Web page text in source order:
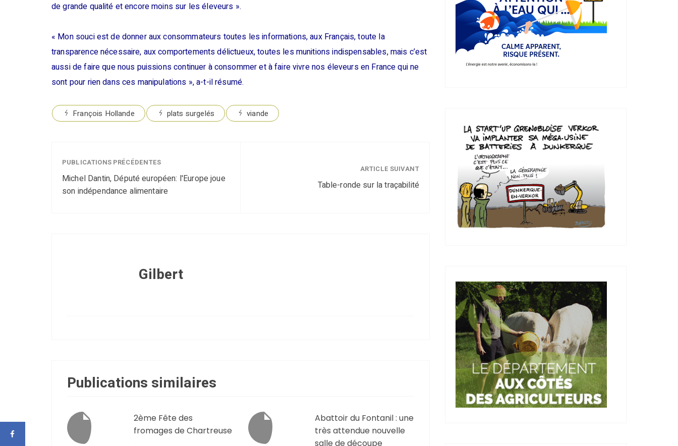
de grande qualité et encore moins sur les éleveurs ».
« Mon souci est de donner aux consommateurs toutes les informations, aux Français, toute la
transparence nécessaire, aux comportements délictueux, toutes les munitions indispensables, mais c’est
aussi de faire que nous puissions continuer à consommer et à faire vivre nos éleveurs en France qui ne
sont pour rien dans ces manipulations », a-t-il résumé.
François Hollande plats surgelés viande
PUBLICATIONS PRÉCÉDENTES
Michel Dantin, Député européen: l'Europe joue
son indépendance alimentaire
ARTICLE SUIVANT
Table-ronde sur la traçabilité
Gilbert
Publications similaires
2ème Fête des
fromages de Chartreuse
Abattoir du Fontanil : une
très attendue nouvelle
salle de découpe